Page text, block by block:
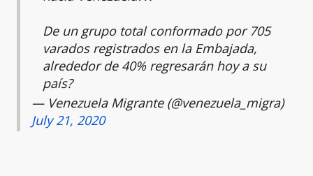
De un grupo total conformado por 705
varados registrados en la Embajada,
alrededor de 40% regresarán hoy a su
país?
— Venezuela Migrante (@venezuela_migra)
July 21, 2020